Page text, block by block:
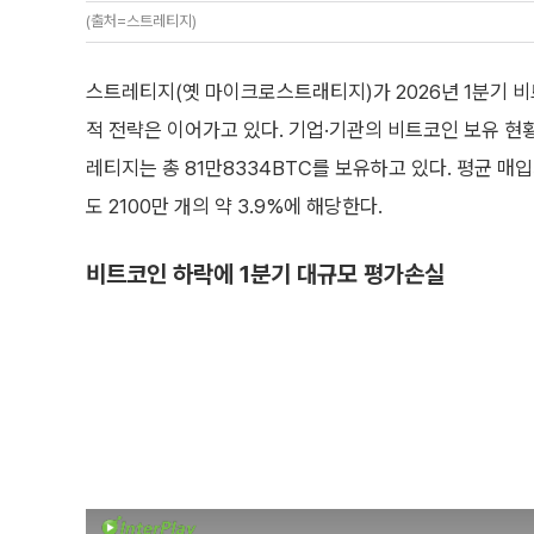
(출처=스트레티지)
스트레티지(옛 마이크로스트래티지)가 2026년 1분기
적 전략은 이어가고 있다. 기업·기관의 비트코인 보유
레티지는 총 81만8334BTC를 보유하고 있다. 평균 매
도 2100만 개의 약 3.9%에 해당한다.
비트코인 하락에 1분기 대규모 평가손실